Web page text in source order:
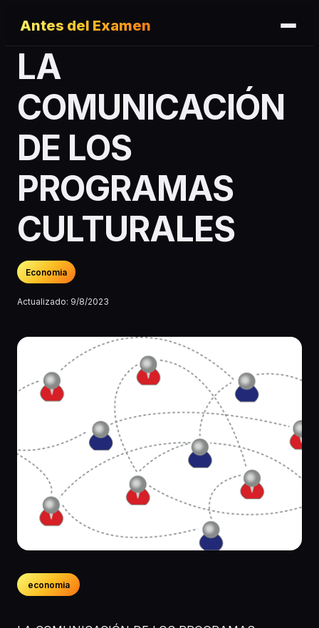
Antes del Examen
LA
COMUNICACIÓN
DE LOS
PROGRAMAS
CULTURALES
Economia
Actualizado: 9/8/2023
economia